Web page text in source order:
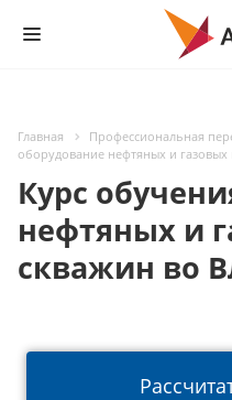
Главная Профессиональная
оборудование нефтяных и
Курс
нефтяных и
скважин во